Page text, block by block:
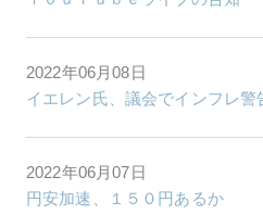
2022年06月08日
イエレン氏、議会でインフレ警
2022年06月07日
円安加速、１５０円あるか